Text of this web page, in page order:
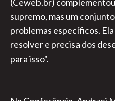
supremo, mas um
problemas específicos.
resolver e precisa dos
para isso".